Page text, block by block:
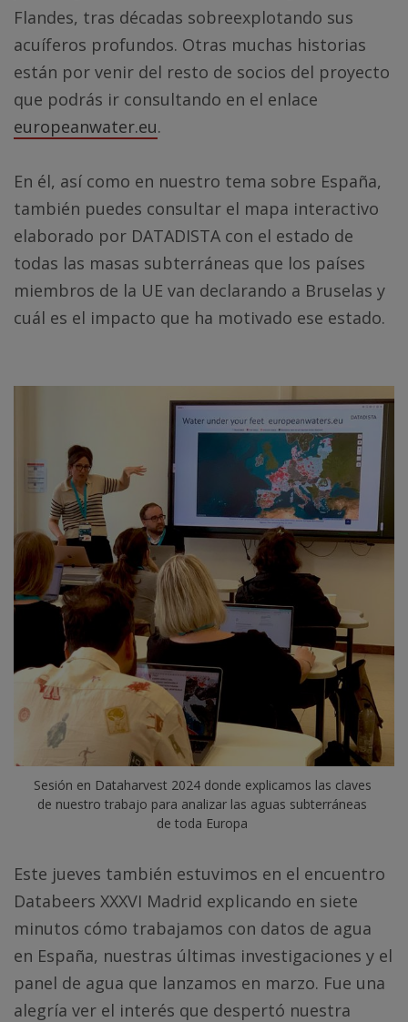
Flandes, tras décadas sobreexplotando sus
acuíferos profundos. Otras muchas historias
están por venir del resto de socios del proyecto
que podrás ir consultando en el enlace
europeanwater.eu.
En él, así como en nuestro tema sobre España,
también puedes consultar el mapa interactivo
elaborado por DATADISTA con el estado de
todas las masas subterráneas que los países
miembros de la UE van declarando a Bruselas y
cuál es el impacto que ha motivado ese estado.
Sesión en Dataharvest 2024 donde explicamos las claves
de nuestro trabajo para analizar las aguas subterráneas
de toda Europa
Este jueves también estuvimos en el encuentro
Databeers XXXVI Madrid explicando en siete
minutos cómo trabajamos con datos de agua
en España, nuestras últimas investigaciones y el
panel de agua que lanzamos en marzo. Fue una
alegría ver el interés que despertó nuestra